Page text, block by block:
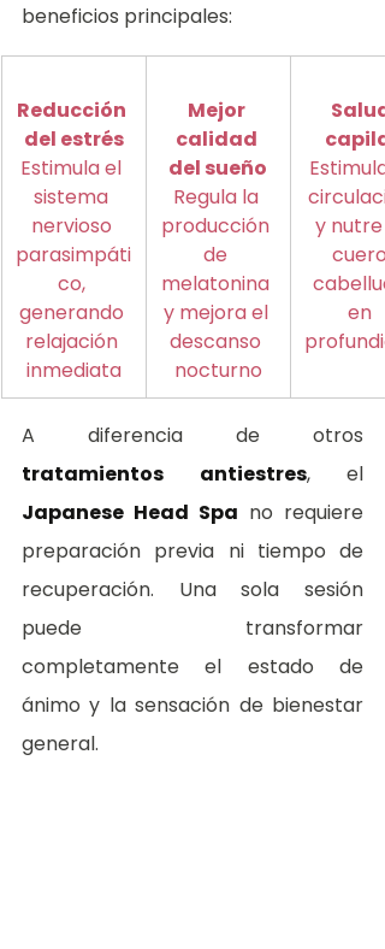
beneficios principales:
Reducción
del estrés
Estimula el
sistema
nervioso
parasimpáti
co,
generando
relajación
inmediata
Mejor
calidad
del sueño
Regula la
producción
de
melatonina
y mejora el
descanso
nocturno
Salud
capilar
y nutre
cuero
en
tratamientos antiestres
Japanese Head Spa no requiere
preparación previa ni tiempo de
recuperación. Una sola sesión
puede transformar
completamente el estado de
ánimo y la sensación de bienestar
general.